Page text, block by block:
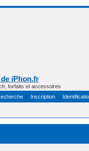
iPhon.fr
forfaits et accessoires
Inscription